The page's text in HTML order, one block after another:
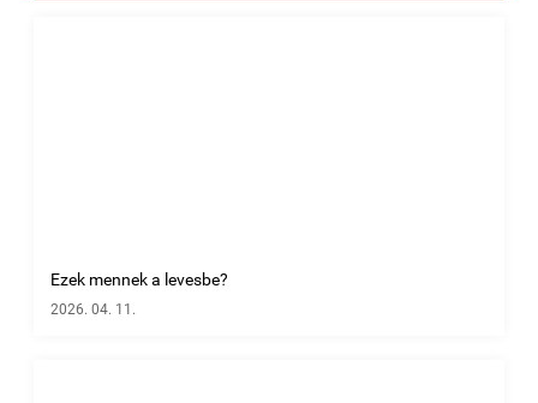
Ezek mennek a levesbe?
2026. 04. 11.